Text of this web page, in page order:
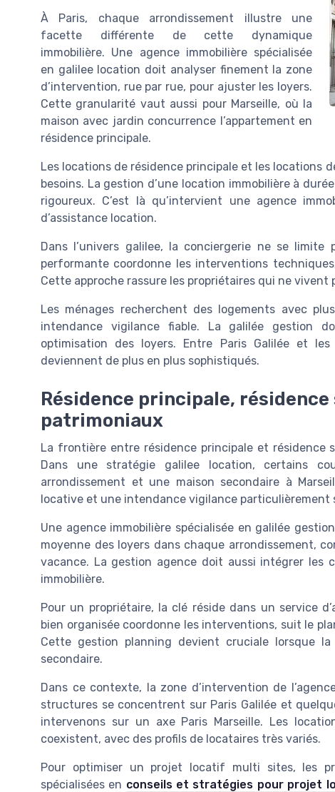
À Paris, chaque arrondissement illustre une
facette différente de cette dynamique
immobilière. Une agence immobilière spécialisée
en galilee location doit analyser finement la zone
d’intervention, rue par rue, pour ajuster les loyers.
Cette granularité vaut aussi pour Marseille, où la
maison avec jardin concurrence l’appartement en
résidence principale.
Les locations de résidence principale et les locations
besoins. La gestion d’une location immobilière à
rigoureux. C’est là qu’intervient une agence
d’assistance location.
Dans l’univers galilee, la conciergerie ne se
performante coordonne les interventions
Cette approche rassure les propriétaires qui ne vivent
Les ménages recherchent des logements avec
intendance vigilance fiable. La galilée gestion
optimisation des loyers. Entre Paris Galilée et
deviennent de plus en plus sophistiqués.
Résidence principale,
patrimoniaux
La frontière entre résidence principale et résidence
Dans une stratégie galilee location, certains
arrondissement et une maison secondaire à
locative et une intendance vigilance particulièrement
Une agence immobilière spécialisée en galilée
moyenne des loyers dans chaque arrondissement,
vacance. La gestion agence doit aussi intégrer les
immobilière.
Pour un propriétaire, la clé réside dans un service
bien organisée coordonne les interventions, suit le
Cette gestion planning devient cruciale lorsque
secondaire.
Dans ce contexte, la zone d’intervention de
structures se concentrent sur Paris Galilée et
intervenons sur un axe Paris Marseille. Les
coexistent, avec des profils de locataires très variés.
Pour optimiser un projet locatif multi sites, les
spécialisées en conseils et stratégies pour projet